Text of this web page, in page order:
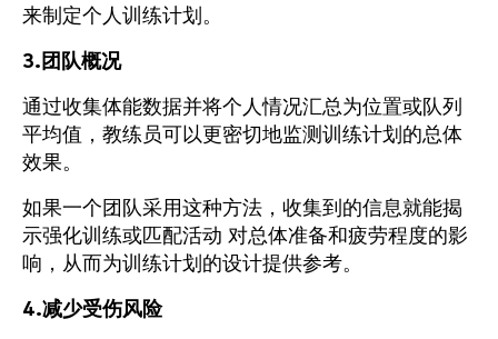
来制定个人训练计划。
3.团队概况
通过收集体能数据并将个人情况汇总为位置或队列
平均值，教练员可以更密切地监测训练计划的总体
效果。
如果一个团队采用这种方法，收集到的信息就能揭
示强化训练或匹配活动 对总体准备和疲劳程度的影
响，从而为训练计划的设计提供参考。
4.减少受伤风险